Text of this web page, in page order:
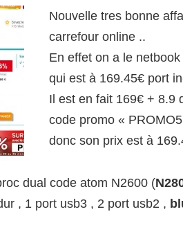
Nouvelle tres bonne
carrefour online ..
En effet on a le
qui est à 169.45€ port
Il est en fait 169€ + 8.9
code promo «
donc son prix est à
dual code atom N2600 (
, 1 port usb3 , 2 port usb2 ,